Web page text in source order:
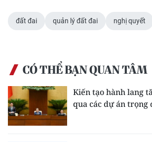
đất đai quản lý đất đai nghị quyết
CÓ THỂ BẠN QUAN TÂM
Kiến tạo hành lang
qua các dự án trọng